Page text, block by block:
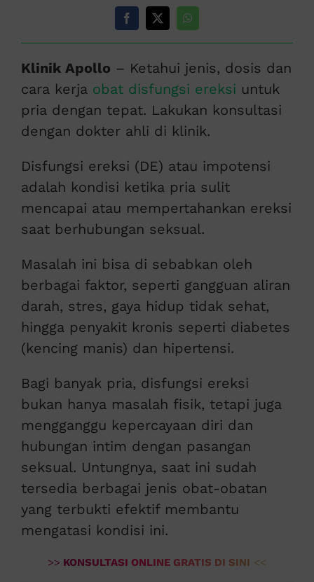
Klinik Apollo – Ketahui jenis, dosis dan
cara kerja obat disfungsi ereksi untuk
pria dengan tepat. Lakukan konsultasi
dengan dokter ahli di klinik.
Disfungsi ereksi (DE) atau impotensi
adalah kondisi ketika pria sulit
mencapai atau mempertahankan ereksi
saat berhubungan seksual.
Masalah ini bisa di sebabkan oleh
berbagai faktor, seperti gangguan aliran
darah, stres, gaya hidup tidak sehat,
hingga penyakit kronis seperti diabetes
(kencing manis) dan hipertensi.
Bagi banyak pria, disfungsi ereksi
bukan hanya masalah fisik, tetapi juga
mengganggu kepercayaan diri dan
hubungan intim dengan pasangan
seksual. Untungnya, saat ini sudah
tersedia berbagai jenis obat-obatan
yang terbukti efektif membantu
mengatasi kondisi ini.
>> KONSULTASI ONLINE GRATIS DI SINI <<